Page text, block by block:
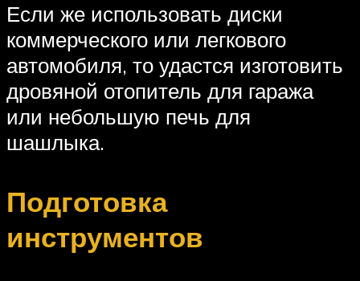
Если же использовать диски
коммерческого или легкового
автомобиля, то удастся изготовить
дровяной отопитель для гаража
или небольшую печь для
шашлыка.
Подготовка
инструментов